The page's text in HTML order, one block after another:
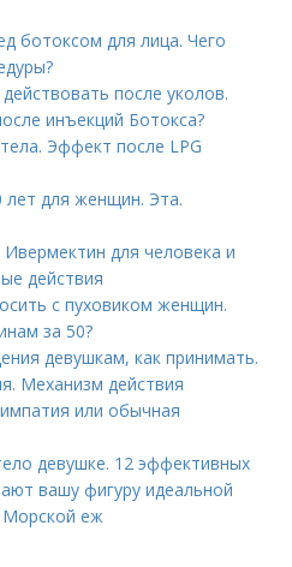
ботоксом для лица. Чего
после уколов.
инъекций Ботокса?
Эффект после LPG
лет для женщин. Эта.
для человека и
действия
с пуховиком женщин.
за 50?
девушкам, как принимать.
Механизм действия
или обычная
девушке. 12 эффективных
вашу фигуру идеальной
Морской еж